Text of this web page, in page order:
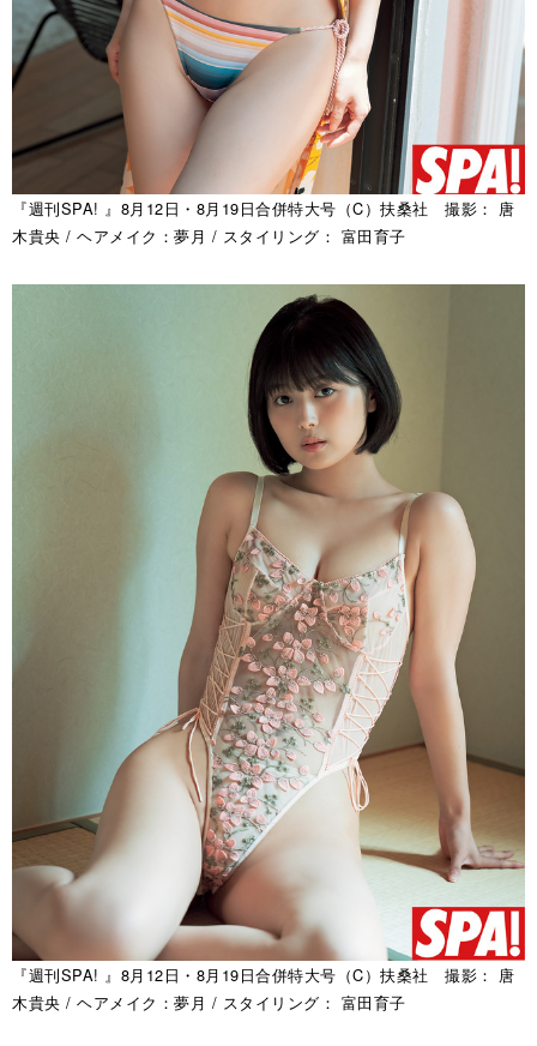
『週刊SPA! 』8月12日・8月19日合併特大号（C）扶桑社 撮影： 唐
木貴央 / ヘアメイク：夢月 / スタイリング： 富田育子
『週刊SPA! 』8月12日・8月19日合併特大号（C）扶桑社 撮影： 唐
木貴央 / ヘアメイク：夢月 / スタイリング： 富田育子